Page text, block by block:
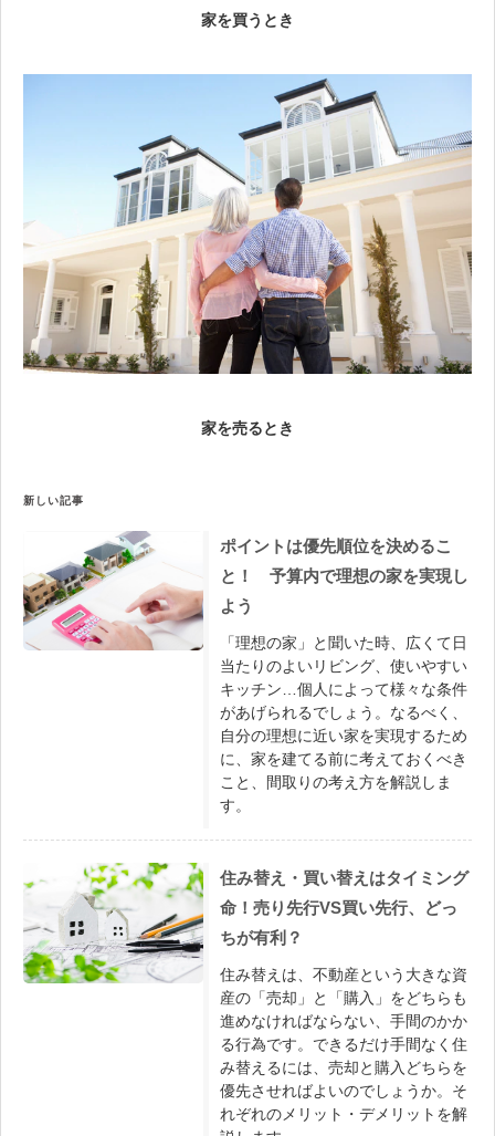
家を買うとき
家を売るとき
新しい記事
ポイントは優先順位を決めるこ
と！ 予算内で理想の家を実現し
よう
「理想の家」と聞いた時、広くて日
当たりのよいリビング、使いやすい
キッチン…個人によって様々な条件
があげられるでしょう。なるべく、
自分の理想に近い家を実現するため
に、家を建てる前に考えておくべき
こと、間取りの考え方を解説しま
す。
住み替え・買い替えはタイミング
命！売り先行VS買い先行、どっ
ちが有利？
住み替えは、不動産という大きな資
産の「売却」と「購入」をどちらも
進めなければならない、手間のかか
る行為です。できるだけ手間なく住
み替えるには、売却と購入どちらを
優先させればよいのでしょうか。そ
れぞれのメリット・デメリットを解